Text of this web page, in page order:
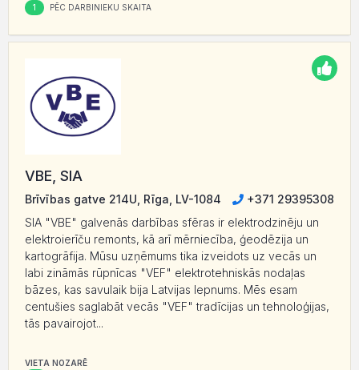
1 PĒC DARBINIEKU SKAITA
VBE, SIA
Brīvības gatve 214U, Rīga, LV-1084
+371 29395308
SIA "VBE" galvenās darbības sfēras ir elektrodzinēju un
elektroierīču remonts, kā arī mērniecība, ģeodēzija un
kartogrāfija. Mūsu uzņēmums tika izveidots uz vecās un
labi zināmās rūpnīcas "VEF" elektrotehniskās nodaļas
bāzes, kas savulaik bija Latvijas lepnums. Mēs esam
centušies saglabāt vecās "VEF" tradīcijas un tehnoloģijas,
tās pavairojot...
VIETA NOZARĒ